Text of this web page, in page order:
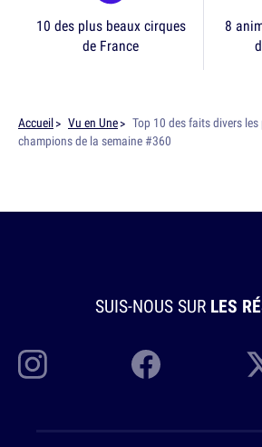
10 des plus beaux cirques
de France
8
Accueil Vu en Une
Top 10 des faits divers
champions de la semaine #360
SUIS-NOUS SUR LES